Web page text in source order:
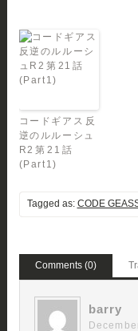
コードギアス 反
逆のルルーシュ
R2 第 21 話
(Part1)
Tagged as: CODE
Comments (0)
barry